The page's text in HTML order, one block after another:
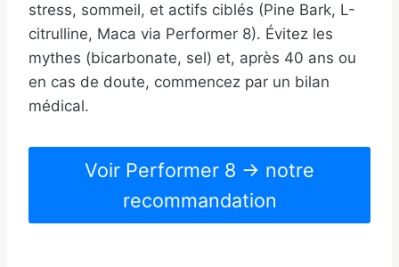
stress, sommeil, et actifs ciblés (Pine Bark, L-
citrulline, Maca via Performer 8). Évitez les
mythes (bicarbonate, sel) et, après 40 ans ou
en cas de doute, commencez par un bilan
médical.
Voir Performer 8 → notre
recommandation